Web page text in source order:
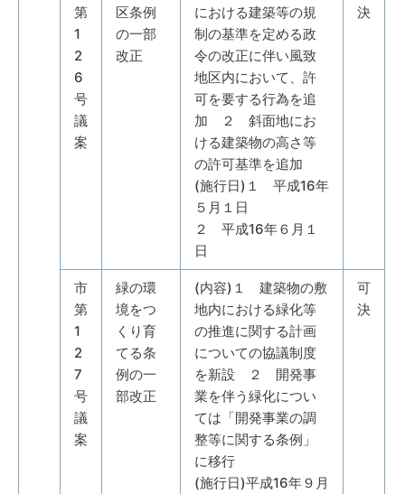
第
1
2
6
号
議
案
区条例
の一部
改正
における建築等の規
制の基準を定める政
令の改正に伴い風致
地区内において、許
可を要する行為を追
加 ２ 斜面地にお
ける建築物の高さ等
の許可基準を追加
(施行日)１ 平成16年
５月１日
２ 平成16年６月１
日
決
市
第
1
2
7
号
議
案
緑の環
境をつ
くり育
てる条
例の一
部改正
(内容)１ 建築物の敷
地内における緑化等
の推進に関する計画
についての協議制度
を新設 ２ 開発事
業を伴う緑化につい
ては「開発事業の調
整等に関する条例」
に移行
(施行日)平成16年９月
可
決